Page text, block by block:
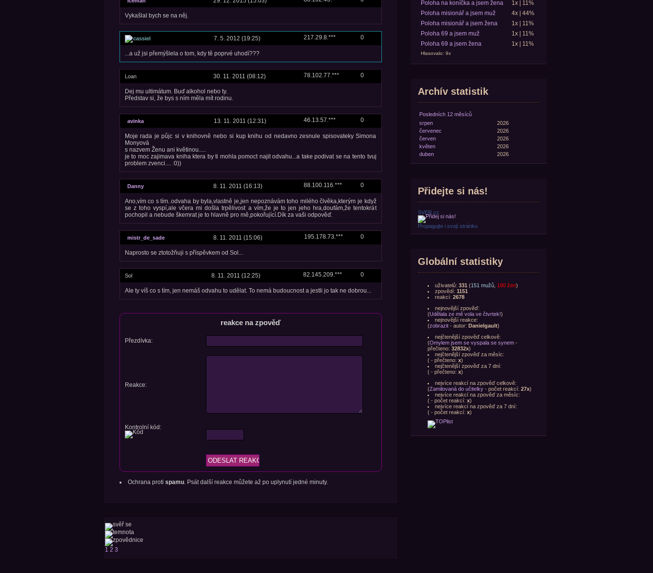
Vykašlal bych se na něj.
cassiel 7. 5. 2012 (19:25) 217.29.8.*** 0
...a už jsi přemýšlela o tom, kdy tě poprvé uhodí???
Loan 30. 11. 2011 (08:12) 78.102.77.*** 0
Dej mu ultimátum. Buď alkohol nebo ty.
Představ si, že bys s ním měla mít rodinu.
avinka 13. 11. 2011 (12:31) 46.13.57.*** 0
Moje rada je půjc si v knihovně nebo si kup knihu od nedavno zesnule spisovateky Simona
Monyová
s nazvem Ženu ani květinou.....
je to moc zajimava kniha ktera by ti mohla pomoct najit odvahu...a take podivat se na tento tvuj
problem zvenci.... :0))
Danny 8. 11. 2011 (16:13) 88.100.116.*** 0
Ano,vím co s tím..odvaha by byla,vlastně je,jen nepoznávám toho milého člvěka,kterým je když
se z toho vyspí,ale včera mi došla trpělivost a vím,že je to jen jeho hra,doufám,že tentokrát
pochopil a nebude škemrat je to hlavně pro mě,pokořující.Dík za vaši odpověď.
mistr_de_sade 8. 11. 2011 (15:06) 195.178.73.*** 0
Naprosto se ztotožňuji s příspěvkem od Sol...
Sol 8. 11. 2011 (12:25) 82.145.209.*** 0
Ale ty víš co s tím, jen nemáš odvahu to udělat. To nemá budoucnost a jestli jo tak ne dobrou...
reakce na zpověď
Přezdívka:
Reakce:
Kontrolní kód:
Ochrana proti spamu. Psát další reakce můžete až po uplynutí jedné minuty.
1 2 3
Poloha na koníčka a jsem žena
1x | 11%
Poloha misionář a jsem muž
4x | 44%
Poloha misionář a jsem žena
1x | 11%
Poloha 69 a jsem muž
1x | 11%
Poloha 69 a jsem žena
1x | 11%
Hlasovalo: 9x
Archív statistik
Posledních 12 měsíců
srpen
2026
červenec
2026
červen
2026
květen
2026
duben
2026
Přidejte si nás!
SVER.cz
Propagujte i svojí stránku
Globální statistiky
uživatelů: 331 (151 mužů, 180 žen)
zpovědí: 1151
reakcí: 2678
nejnovější zpověď:
(Udělala ze mě vola ve čtvrtek!)
nejnovější reakce:
(zobrazit- autor: Danielgault)
nejčtenější zpověď celkově:
(Omylem jsem se vyspala se synem-
přečteno: 32832x)
nejčtenější zpověď za měsíc:
(- přečteno: x)
nejčtenější zpověď za 7 dní:
(- přečteno: x)
nejvíce reakcí na zpověď celkově:
(Zamilovaná do učitelky- počet reakcí: 27x)
nejvíce reakcí na zpověď za měsíc:
(- počet reakcí: x)
nejvíce reakcí na zpověď za 7 dní:
(- počet reakcí: x)